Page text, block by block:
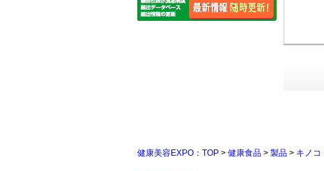
健康美容EXPO：TOP > 健康食品 > 製品 > キノコ